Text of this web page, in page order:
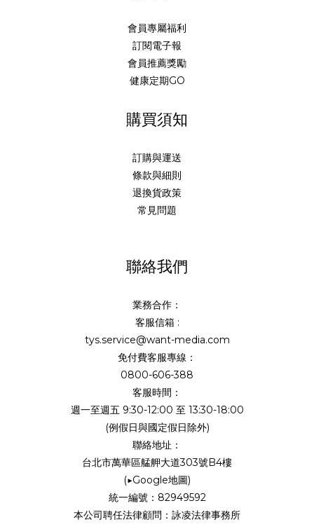
會員專屬福利
訂閱電子報
會員推薦獎勵
健康定期GO
購買須知
訂購與運送
條款與細則
退換貨政策
常見問題
聯絡我們
業務合作：
客服信箱 :
tys.service@want-media.com
免付費客服專線：
0800-606-388
客服時間：
週一至週五 9:30-12:00 至 13:30-18:00
(例假日與國定假日除外)
聯絡地址：
台北市萬華區艋舺大道303號B4樓
(▶Google地圖)
統一編號：82949592
本公司聘任法律顧問：詠凌法律事務所